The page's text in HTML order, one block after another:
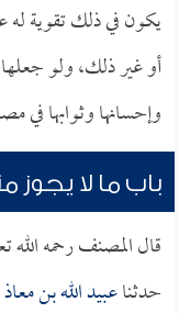
يكون في ذلك تقوية له
أو غير ذلك، ولو
وإحسانها وثوابها في
باب ما لا يجوز
قال المصنف رحمه الله
حدثناعبيد الله بن معاذ